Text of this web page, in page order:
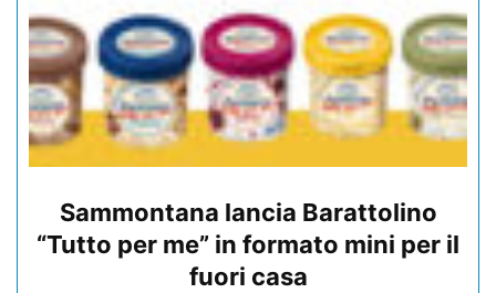
Sammontana lancia Barattolino
“Tutto per me” in formato mini per il
fuori casa